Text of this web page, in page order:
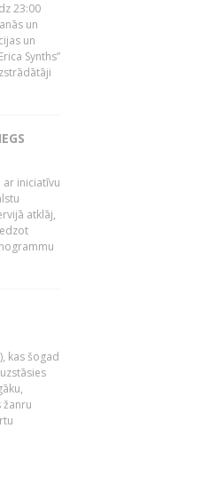
23:00
un
un
Synths”
ar iniciatīvu
atklāj,
kas šogad